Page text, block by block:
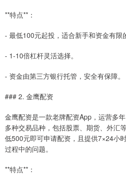
**特点**：
- 最低100元起投，适合新手和资金有限
- 1-10倍杠杆灵活选择。
- 资金由第三方银行托管，安全有保障。
### 2. 金鹰配资
金鹰配资是一款老牌配资App，运营多
多种交易品种，包括股票、期货、外汇
低500元即可申请配资，且提供7×24小
过程中的问题。
**特点**：